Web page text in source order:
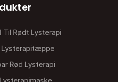
Til Rødt Lysterapi
Lysterapitæppe
Rød Lysterapi